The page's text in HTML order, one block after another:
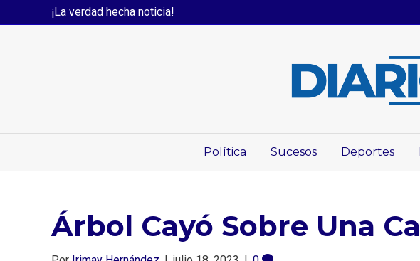
¡La verdad hecha noticia!
Política Sucesos Deportes
Árbol Cayó Sobre Una